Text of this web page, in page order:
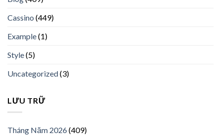
Cassino (449)
Example(1)
Style(5)
Uncategorized(3)
LƯU TRỮ
Tháng Năm 2026(409)